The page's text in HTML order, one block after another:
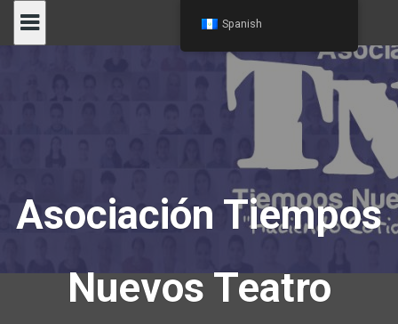
Asociación Tiempos
Nuevos Teatro
Spanish